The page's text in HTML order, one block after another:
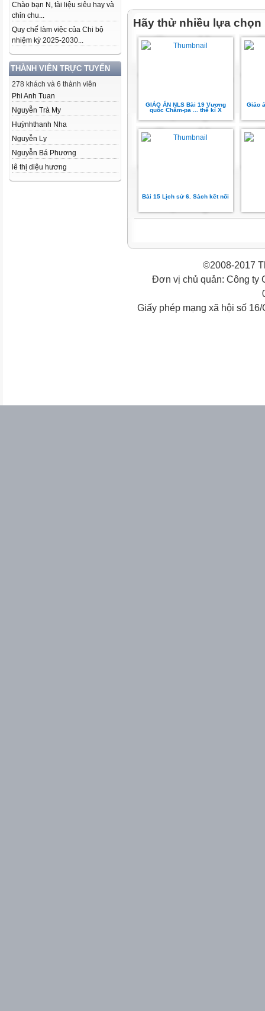
Chào bạn N, tài liệu siêu hay và
chỉn chu...
Quy chế làm việc của Chi bộ
nhiệm kỳ 2025-2030...
THÀNH VIÊN TRỰC TUYẾN
278 khách và 6 thành viên
Phi Anh Tuan
Nguyễn Trà My
Huỳnhthanh Nha
Nguyễn Ly
Nguyễn Bá Phương
lê thị diệu hương
Hãy thử nhiều lựa chọn
GIÁO ÁN NLS Bài 19 Vương
quốc Chăm-pa ... thế kỉ X
Giáo
Bài 15 Lịch sử 6. Sách kết nối
©2008-2017
Đơn vị chủ quản: Công ty
Giấy phép mạng xã hội số